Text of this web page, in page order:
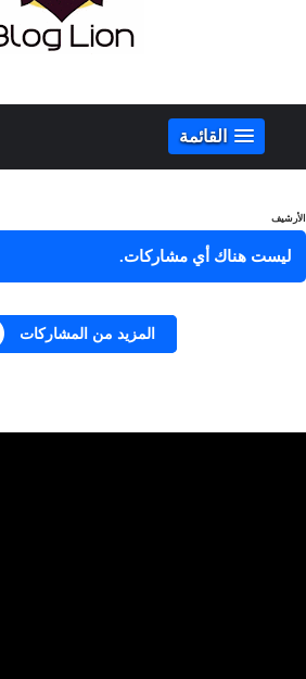
القائمة
الأرشيف
ليست هناك أي مشاركات.
المزيد من المشاركات